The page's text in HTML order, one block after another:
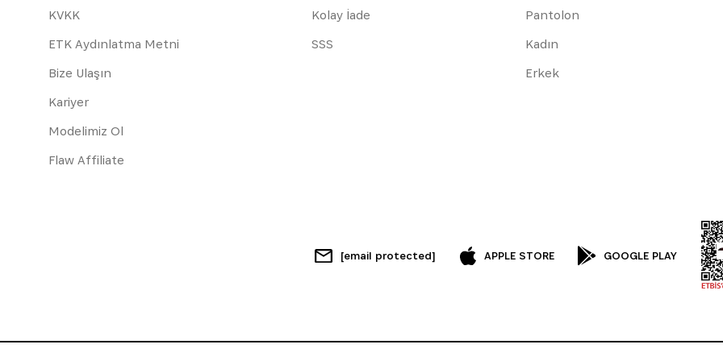
KVKK
ETK Aydınlatma Metni
Bize Ulaşın
Kariyer
Modelimiz Ol
Flaw Affiliate
Kolay İade
SSS
Pantolon
Kadın
Erkek
[email protected] APPLE STORE GOOGLE PLAY